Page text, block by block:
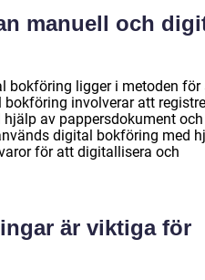
manuell och
bokföring ligger i metoden för
involverar att
av pappersdokument och
digital bokföring med
för att digitallisera och
är viktiga för